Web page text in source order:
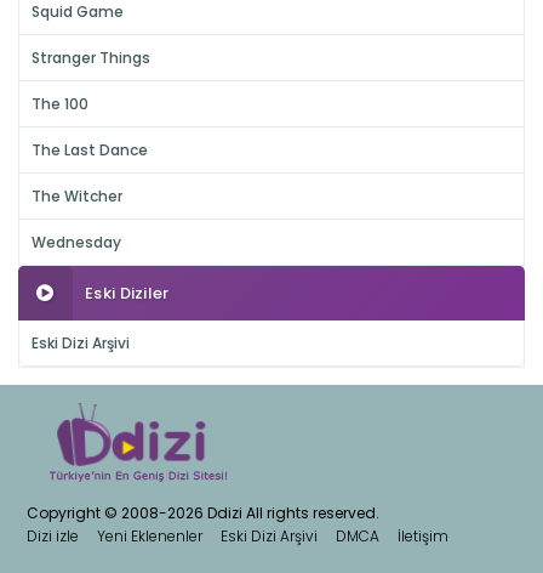
Squid Game
Stranger Things
The 100
The Last Dance
The Witcher
Wednesday
Eski Diziler
Eski Dizi Arşivi
Copyright © 2008-2026 Ddizi All rights reserved.
Dizi izle
Yeni Eklenenler Eski Dizi Arşivi DMCA İletişim